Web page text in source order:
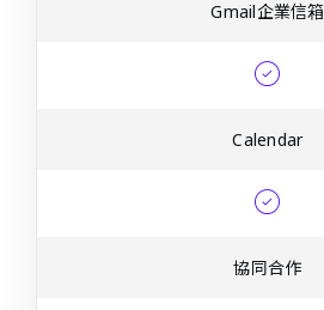
Gmail企業信箱
Calendar
協同合作